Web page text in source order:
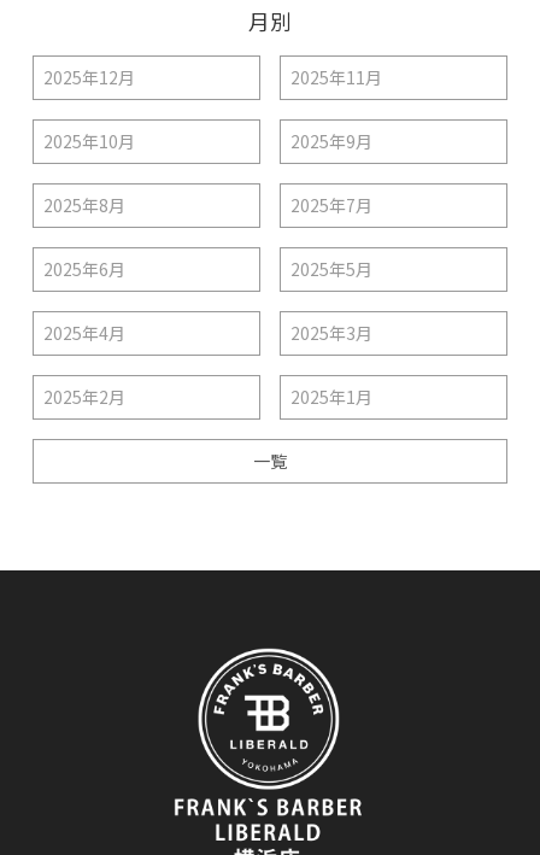
月別
2025年12月 2025年11月
2025年10月 2025年9月
2025年8月 2025年7月
2025年6月 2025年5月
2025年4月 2025年3月
2025年2月 2025年1月
一覧